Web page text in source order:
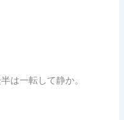
は一転して静か。